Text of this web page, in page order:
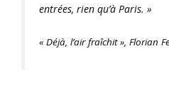
entrées, rien qu’à Paris. »
« Déjà, l’air fraîchit », Florian